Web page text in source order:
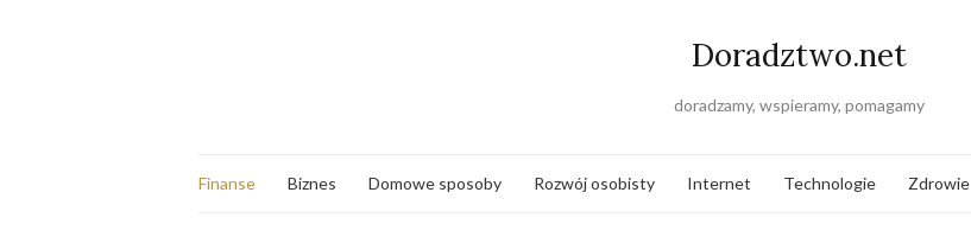
Doradztwo.net
doradzamy, wspieramy, pomagamy
Finanse Biznes Domowe sposoby Rozwój osobisty Internet Technologie Zdrowie